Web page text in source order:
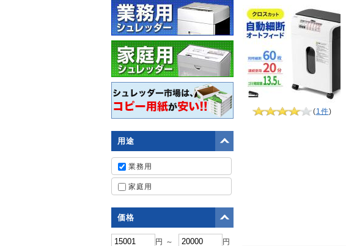
用途
業務用
家庭用
価格
円 ～ 円
(1件)